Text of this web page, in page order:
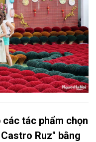
các tác phẩm chọn
Ruz" bằng